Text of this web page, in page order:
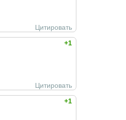
Цитировать
+1
Цитировать
+1